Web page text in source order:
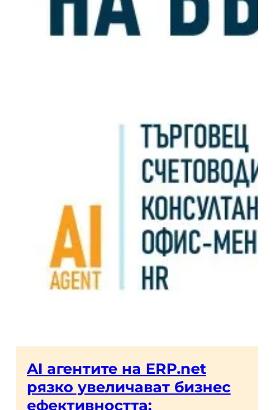
AI агентите на ERP.net
рязко увеличават бизнес
ефективността: